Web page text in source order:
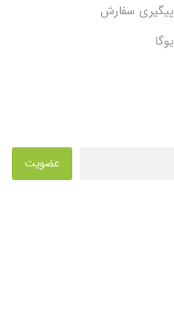
پیگیری سفارش
یوگا
عضویت